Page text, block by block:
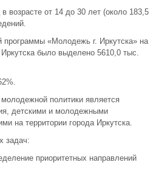
возрасте от 14 до 30 лет (около 183,5
программы «Молодежь г. Иркутска» на
было выделено 5610,0 тыс.
политики является
детскими и молодежными
на территории города Иркутска.
задач:
приоритетных направлений